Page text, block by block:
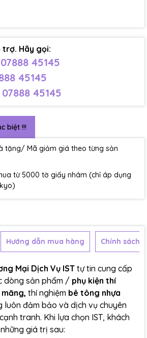
trợ. Hãy gọi:
07888 45145
45145
07888 45145
biệt !!!
tặng/ Mã giảm giá theo từng sản
từ 5000 tờ giấy nhám (chỉ áp dụng
Hướng dẫn mua hàng Chính sách
Mại Dịch Vụ IST tự tin cung cấp
dòng sản phẩm / phụ kiện thí
thí nghiệm bê tông nhựa
luôn đảm bảo và dịch vụ chuyên
tranh. Khi lựa chọn IST, khách
giá trị sau: